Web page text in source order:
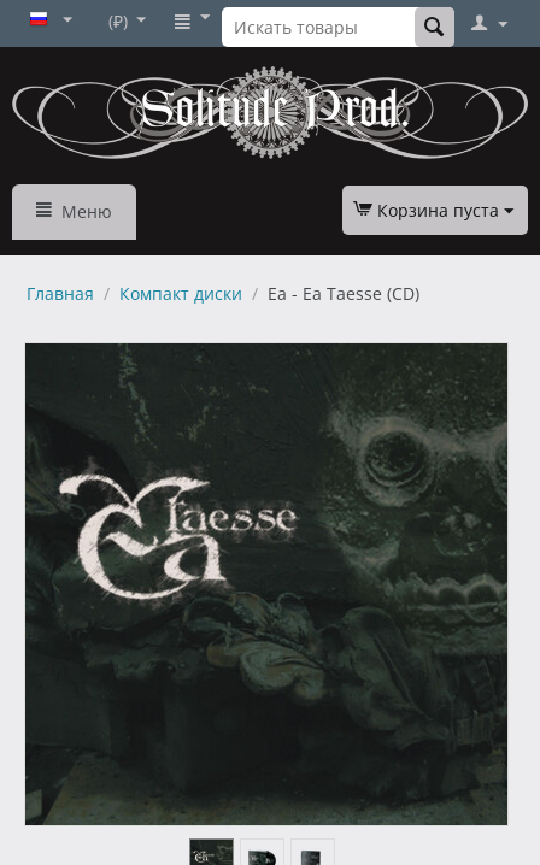
(₽)
Меню Корзина пуста
Главная / Компакт диски / Ea - Ea Taesse (CD)